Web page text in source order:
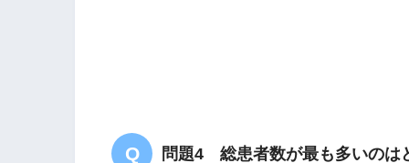
問題4 総患者数が最も多いのは